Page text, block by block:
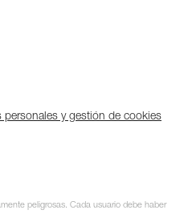
personales y gestión de cookies
peligrosas. Cada usuario debe haber